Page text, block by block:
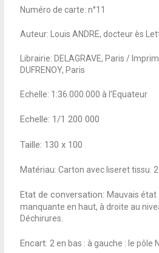
Numéro de carte: n°11
Auteur: Louis ANDRE, docteur ès
Librairie: DELAGRAVE, Paris /
DUFRENOY, Paris
Echelle: 1:36.000.000 à l’Equateur
Echelle: 1/1 200 000
Taille: 130 x 100
Matériau: Carton avec liseret tissu. 2
Etat de conversation: Mauvais état
manquante en haut, à droite au
Déchirures.
Encart: 2 en bas : à gauche : le pôle